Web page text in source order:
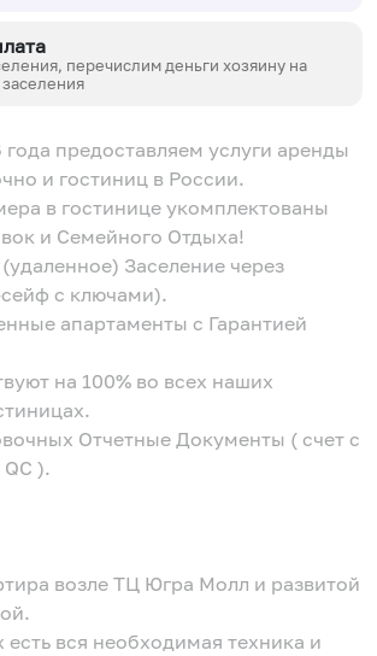
перечислим деньги хозяину на
предоставляем услуги аренды
и гостиниц в России.
укомплектованы
и Семейного Отдыха!
Заселение через
с ключами).
апартаменты с Гарантией
на 100% во всех наших
Отчетные Документы ( счет с
).
возле ТЦ Югра Молл и развитой
есть вся необходимая техника и